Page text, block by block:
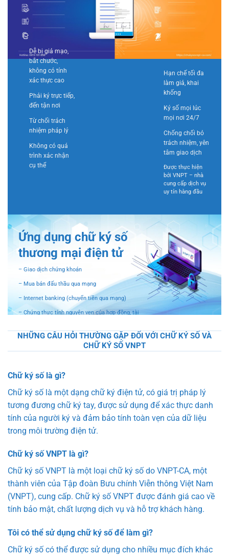
Dễ bị giả mạo,
bắt chước,
không có tính
xác thực cao
Phải ký trực tiếp,
đến tận nơi
Từ chối trách
nhiệm pháp lý
Không có quá
trình xác nhận
cụ thể
Hạn chế tối đa
làm giả, khai
khống
Ký số mọi lúc
mọi nơi 24/7
Chống chối bỏ
trách nhiệm, yên
tâm giao dịch
Được thực hiện
bởi VNPT – nhà
cung cấp dịch vụ
uy tín hàng đầu
Ứng dụng chữ ký số
thương mại điện tử
– Giao dịch chứng khoán
– Mua bán đấu thầu qua mạng
– Internet banking (chuyển tiền qua mạng)
– Chứng thực tính nguyên vẹn của hợp đồng, tài
– Chứng thực người tham gia giao dịch điện tử
NHỮNG CÂU HỎI THƯỜNG GẶP ĐỐI VỚI CHỮ KÝ SỐ VÀ
CHỮ KÝ SỐ VNPT
Chữ ký số là gì?
Chữ ký số là một dạng chữ ký điện tử, có giá trị pháp lý
tương đương chữ ký tay, được sử dụng để xác thực danh
tính của người ký và đảm bảo tính toàn vẹn của dữ liệu
trong môi trường điện tử.
Chữ ký số VNPT là gì?
Chữ ký số VNPT là một loại chữ ký số do VNPT-CA, một
thành viên của Tập đoàn Bưu chính Viễn thông Việt Nam
(VNPT), cung cấp. Chữ ký số VNPT được đánh giá cao về
tính bảo mật, chất lượng dịch vụ và hỗ trợ khách hàng.
Tôi có thể sử dụng chữ ký số để làm gì?
Chữ ký số có thể được sử dụng cho nhiều mục đích khác